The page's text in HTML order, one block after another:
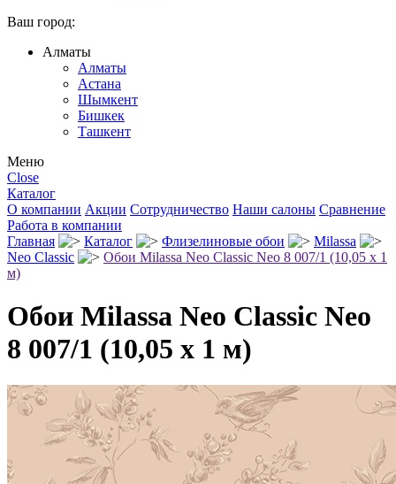
Ваш город:
Алматы
Алматы
Астана
Шымкент
Бишкек
Ташкент
Меню
Close
Каталог
О компании Акции Сотрудничество Наши салоны Сравнение
Работа в компании
Главная
Каталог Флизелиновые обои
Milassa
Neo Classic
Обои Milassa Neo Classic Neo 8 007/1 (10,05 х 1
м)
Обои Milassa Neo Classic Neo
8 007/1 (10,05 х 1 м)